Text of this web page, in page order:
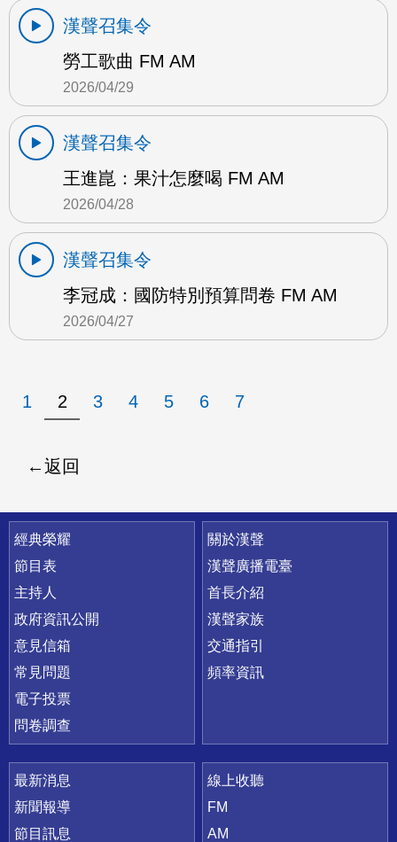
漢聲召集令
勞工歌曲 FM AM
2026/04/29
漢聲召集令
王進崑：果汁怎麼喝 FM AM
2026/04/28
漢聲召集令
李冠成：國防特別預算問卷 FM AM
2026/04/27
1 2 3 4 5 6 7
返回
快速連結
經典榮耀
節目表
主持人
政府資訊公開
意見信箱
常見問題
電子投票
問卷調查
關於漢聲
漢聲廣播電臺
首長介紹
漢聲家族
交通指引
頻率資訊
最新消息
新聞報導
節目訊息
線上收聽
FM
AM